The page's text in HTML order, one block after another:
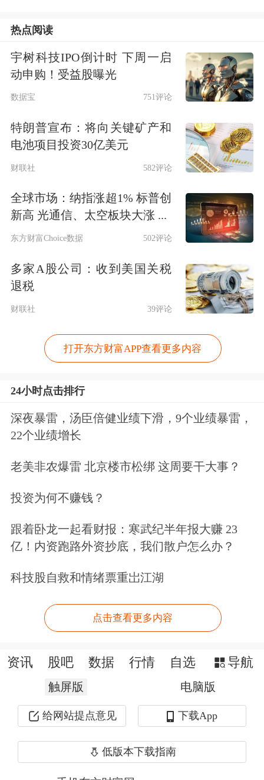
量排名第四的新股，仅次于
中国电信、
三峡能源
。华电新能网上发
易中签的新股。华电新能共有438.92万
个中签号码，根据中签号码数量估算可
今年以来，新股市场交投活跃，“赚钱
效应”持续凸显。Choice数据显示，截
至7月16日，2025年共有55只新股上
市，上市首日平均涨幅为225.42%。
股上市，上市首日平均涨幅为
134.54%。与去年同期相比，新股发行
数量小幅增加，上市首日表现大幅提
升。
涨幅位居第一，广信科技、天工股份
星图测控分别上涨500%、411.93%和
407.23%，分列第二至第四位。此外，
浙江华远、中国瑞林 、海阳科技等48只
新股的首日涨幅超100%，占上市新股
从发行价格看，截至7月16日，今年55
只新股的平均发行价格为22.69元，与
去年同期25.21元的平均发行价相比有
所下降。
热点阅读
宇树科技IPO倒计时 下周一启
动申购！受益股曝光
数据宝 751评论
特朗普宣布：将向关键矿产和
电池项目投资30亿美元
财联社 582评论
全球市场：纳指涨超1% 标普创
新高 光通信、太空板块大涨 ...
东方财富Choice数据 502评论
多家A股公司：收到美国关税
退税
财联社 39评论
打开东方财富APP查看更多内容
24小时点击排行
深夜暴雷，汤臣倍健业绩下滑，9个业绩暴雷，
22个业绩增长
老美非农爆雷 北京楼市松绑 这周要干大事？
投资为何不赚钱？
跟着卧龙一起看财报：寒武纪半年报大赚 23
亿！内资跑路外资抄底，我们散户怎么办？
科技股自救和情绪票重岀江湖
点击查看更多内容
资讯 股吧 数据 行情 自选 导航
触屏版 电脑版
给网站提点意见 下载App
低版本下载指南